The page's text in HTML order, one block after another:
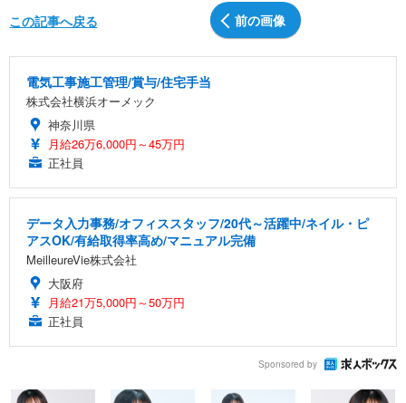
前の画像
この記事へ戻る
電気工事施工管理/賞与/住宅手当
株式会社横浜オーメック
神奈川県
月給26万6,000円～45万円
正社員
データ入力事務/オフィススタッフ/20代～活躍中/ネイル・ピ
アスOK/有給取得率高め/マニュアル完備
MeilleureVie株式会社
大阪府
月給21万5,000円～50万円
正社員
Sponsored by